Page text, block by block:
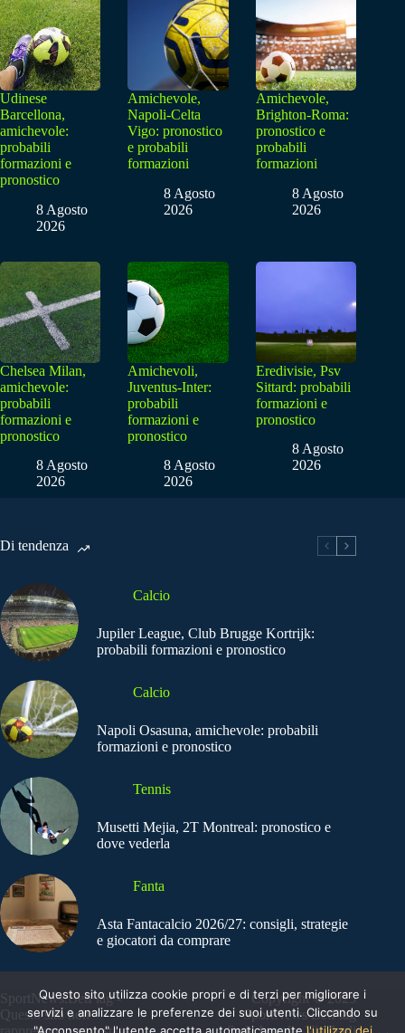
Udinese
Barcellona,
amichevole:
probabili
formazioni e
pronostico
8 Agosto
2026
Amichevole,
Napoli-Celta
Vigo: pronostico
e probabili
formazioni
8 Agosto
2026
Amichevole,
Brighton-Roma:
pronostico e
probabili
formazioni
8 Agosto
2026
Chelsea Milan,
amichevole:
probabili
formazioni e
pronostico
8 Agosto
2026
Amichevoli,
Juventus-Inter:
probabili
formazioni e
pronostico
8 Agosto
2026
Eredivisie, Psv
Sittard: probabili
formazioni e
pronostico
8 Agosto
2026
Di tendenza
Calcio
Jupiler League, Club Brugge Kortrijk:
probabili formazioni e pronostico
Calcio
Napoli Osasuna, amichevole: probabili
formazioni e pronostico
Tennis
Musetti Mejia, 2T Montreal: pronostico e
dove vederla
Fanta
Asta Fantacalcio 2026/27: consigli, strategie
e giocatori da comprare
SportNews.BetFlag -
Questo sito non
Copyright © 2025
SportNews BetFlag
Questo sito utilizza cookie propri e di terzi per migliorare i
servizi e analizzare le preferenze dei suoi utenti. Cliccando su